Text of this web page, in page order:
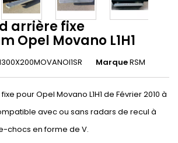
arrière fixe
Opel Movano L1H1
MarqueRSM
pour Opel Movano L1H1 de Février 2010 à
avec ou sans radars de recul à
chocs en forme de V.